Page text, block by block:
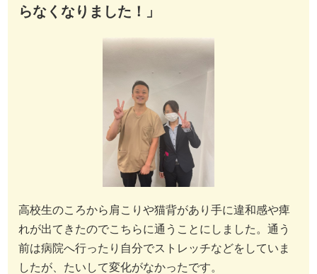
らなくなりました！」
高校生のころから肩こりや猫背があり手に違和感や痺
れが出てきたのでこちらに通うことにしました。通う
前は病院へ行ったり自分でストレッチなどをしていま
したが、たいして変化がなかったです。